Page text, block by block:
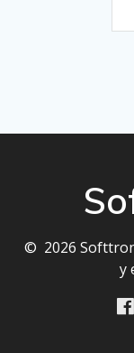
© 2026
y